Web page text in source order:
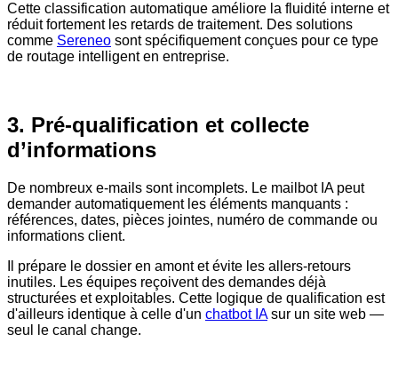
Cette classification automatique améliore la fluidité interne et
réduit fortement les retards de traitement. Des solutions
comme Sereneo sont spécifiquement conçues pour ce type
de routage intelligent en entreprise.
3. Pré-qualification et collecte
d’informations
De nombreux e-mails sont incomplets. Le mailbot IA peut
demander automatiquement les éléments manquants :
références, dates, pièces jointes, numéro de commande ou
informations client.
Il prépare le dossier en amont et évite les allers-retours
inutiles. Les équipes reçoivent des demandes déjà
structurées et exploitables. Cette logique de qualification est
d'ailleurs identique à celle d'un chatbot IAsur un site web —
seul le canal change.